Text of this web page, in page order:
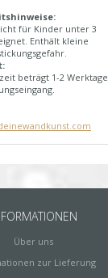
für Kinder unter 3
Enthält kleine
beträgt 1-2 Werktage
Über uns
zur Lieferung